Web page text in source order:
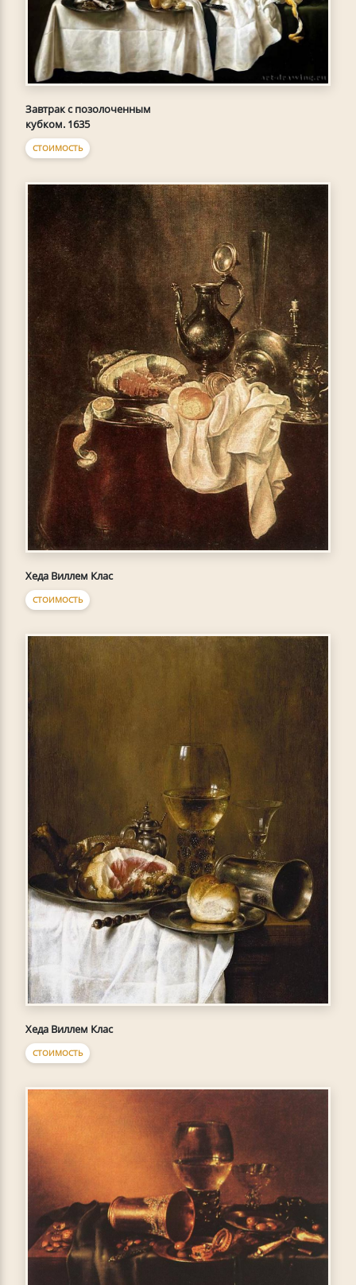
Завтрак с позолоченным
кубком. 1635
СТОИМОСТЬ
Хеда Виллем Клас
СТОИМОСТЬ
Хеда Виллем Клас
СТОИМОСТЬ